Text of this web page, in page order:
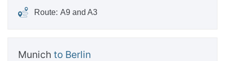
Route: A9 and A3
Munich to Berlin